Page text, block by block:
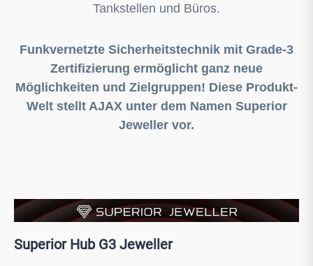
Tankstellen und Büros.
Funkvernetzte Sicherheitstechnik mit Grade-3
Zertifizierung ermöglicht ganz neue
Möglichkeiten und Zielgruppen! Diese Produkt-
Welt stellt AJAX unter dem Namen Superior
Jeweller vor.
Superior Hub G3 Jeweller